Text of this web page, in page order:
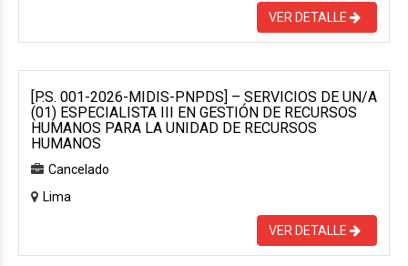
VER DETALLE
[P.S. 001-2026-MIDIS-PNPDS] – SERVICIOS DE UN/A
(01) ESPECIALISTA III EN GESTIÓN DE RECURSOS
HUMANOS PARA LA UNIDAD DE RECURSOS
HUMANOS
Cancelado
Lima
VER DETALLE